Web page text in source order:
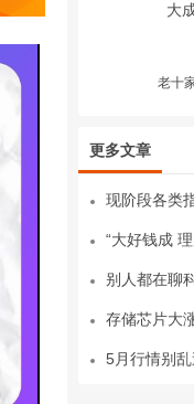
大
老十
更多文章
现阶段各类
“大好钱成
别人都在聊
存储芯片大
5月行情别